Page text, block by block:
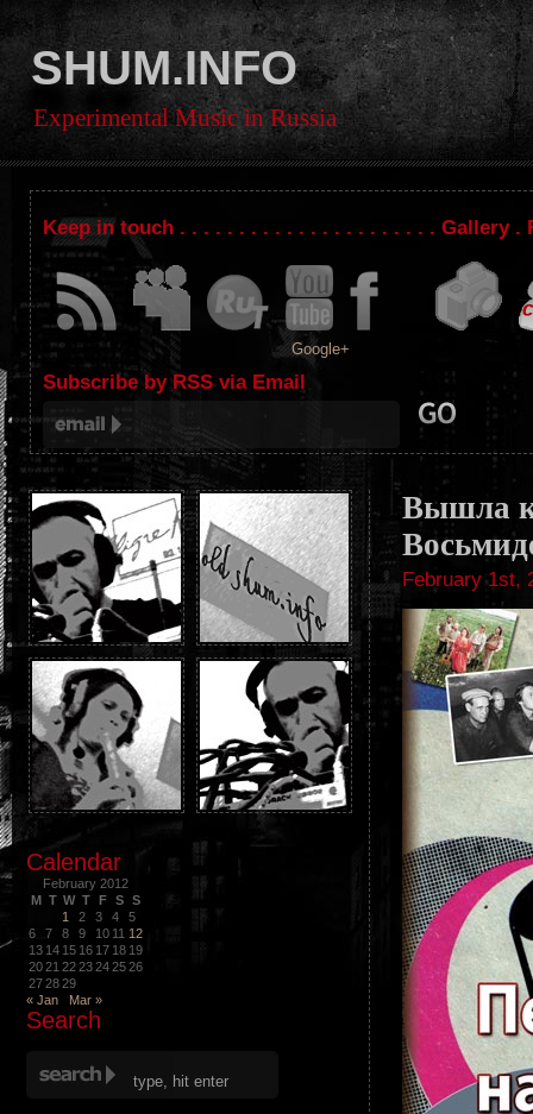
SHUM.INFO
Experimental Music in Russia
Keep in touch . . . . . . . . . . . . . . . . . . . . . . Gallery .
Google+
Subscribe by RSS via Email
Вышла
February 1st,
Calendar
February 2012
M T W T F S
S
1
2 3 4
5
6
7 8 9 10 11 12
13 14 15 16 17 18 19
2021 2223242526
272829
« Jan
Mar »
Search